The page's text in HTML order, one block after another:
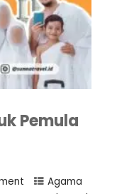
Pemula
Agama